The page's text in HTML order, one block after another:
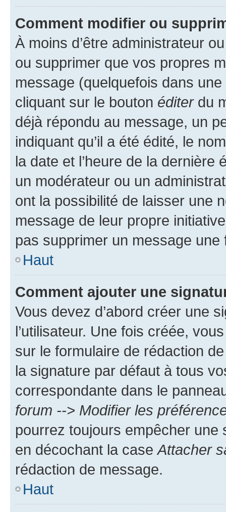
Comment modifier ou
À moins d’être administrateur
ou supprimer que vos propres
message (quelquefois dans
cliquant sur le bouton éditerdu
déjà répondu au message, un
indiquant qu’il a été édité, le
la date et l’heure de la dernière
un modérateur ou un
ont la possibilité de laisser une
message de leur propre
pas supprimer un message une
Haut
Comment ajouter une
Vous devez d’abord créer une
l’utilisateur. Une fois créée,
sur le formulaire de rédaction
la signature par défaut à tous
correspondante dans le
forum --> Modifier les
pourrez toujours empêcher une
en décochant la caseAttacher
rédaction de message.
Haut